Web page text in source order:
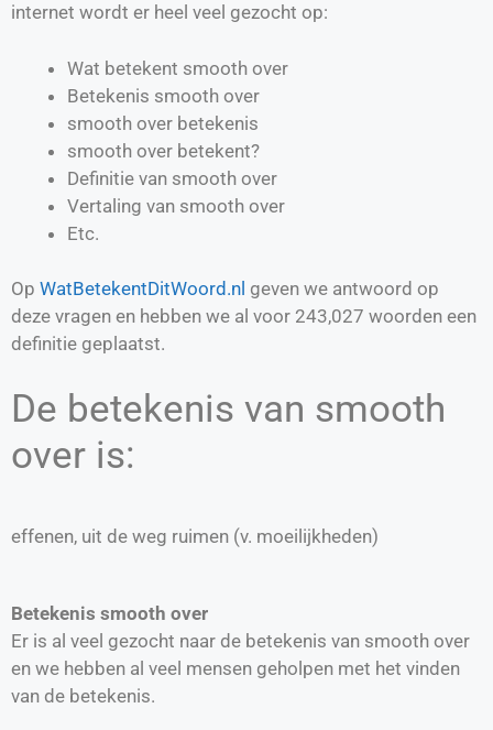
internet wordt er heel veel gezocht op:
Wat betekent smooth over
Betekenis smooth over
smooth over betekenis
smooth over betekent?
Definitie van smooth over
Vertaling van smooth over
Etc.
Op WatBetekentDitWoord.nl geven we antwoord op
deze vragen en hebben we al voor 243,027 woorden een
definitie geplaatst.
De betekenis van smooth
over is:
effenen, uit de weg ruimen (v. moeilijkheden)
Betekenis smooth over
Er is al veel gezocht naar de betekenis van smooth over
en we hebben al veel mensen geholpen met het vinden
van de betekenis.